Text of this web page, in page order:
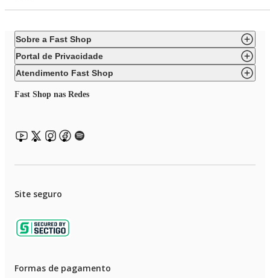
Sobre a Fast Shop
Portal de Privacidade
Atendimento Fast Shop
Fast Shop nas Redes
Site seguro
Formas de pagamento